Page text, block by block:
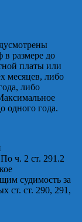
в размере до
платы или
месяцев, либо
либо
одного года.
ч. 2 ст. 291.2
судимость за
ст. ст. 290, 291,